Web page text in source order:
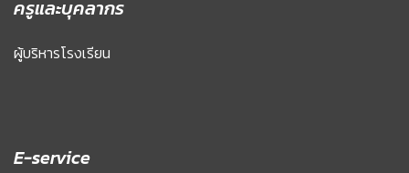
ครูและบุคลากร
ผู้บริหารโรงเรียน
E-service